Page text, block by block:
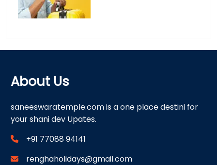
About Us
saneeswaratemple.com is a one place destini for
your shani dev Upates.
+91 77088 94141
renghaholidays@gmail.com